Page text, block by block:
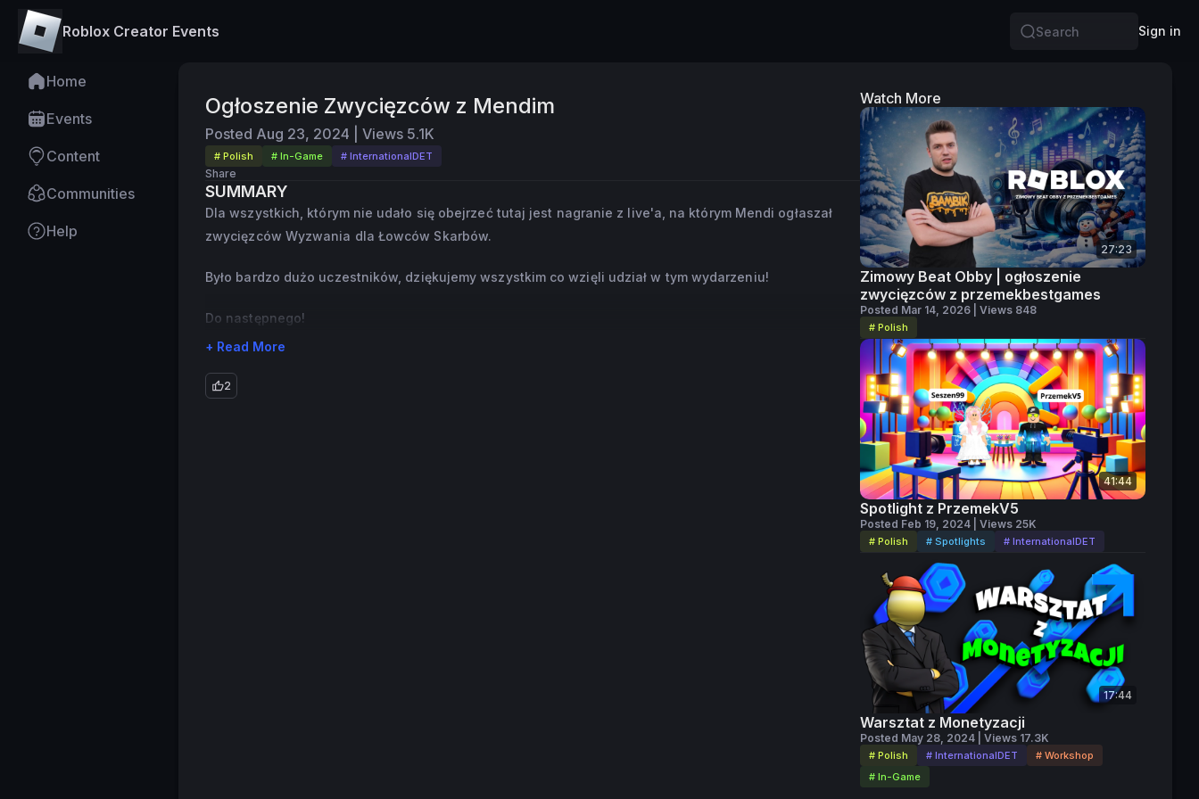
Roblox Creator Events Search
Sign in
Home
Events
Content
Communities
Help
Ogłoszenie Zwycięzców z Mendim
Posted Aug 23, 2024 Views 5.1K
# Polish # In-Game # InternationalDET
Share
SUMMARY
Dla wszystkich, którym nie udało się obejrzeć tutaj jest nagranie z live'a, na którym Mendi ogłaszał
zwycięzców Wyzwania dla Łowców Skarbów.
Było bardzo dużo uczestników, dziękujemy wszystkim co wzięli udział w tym wydarzeniu!
Do następnego!
+ Read More
2
Watch More
27:23
Zimowy Beat Obby | ogłoszenie
zwycięzców z przemekbestgames
Posted Mar 14, 2026 | Views 848
# Polish
41:44
Spotlight z PrzemekV5
Posted Feb 19, 2024 | Views 25K
# Polish # Spotlights # InternationalDET
17:44
Warsztat z Monetyzacji
Posted May 28, 2024 | Views 17.3K
# Polish # InternationalDET
# Workshop
# In-Game